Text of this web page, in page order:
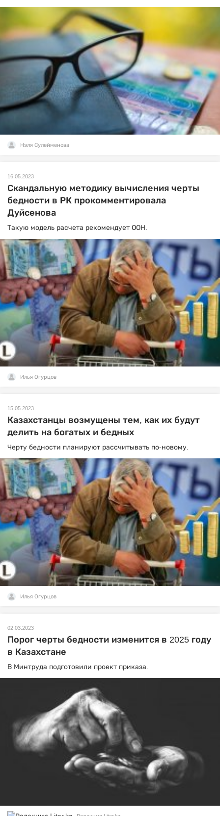
Нэля Сулейменова
16.05.2023
Скандальную методику вычисления черты
бедности в РК прокомментировала
Дуйсенова
Такую модель расчета рекомендует ООН.
Илья Огурцов
15.05.2023
Казахстанцы возмущены тем, как их будут
делить на богатых и бедных
Черту бедности планируют рассчитывать по-новому.
Илья Огурцов
02.03.2023
Порог черты бедности изменится в 2025 году
в Казахстане
В Минтруда подготовили проект приказа.